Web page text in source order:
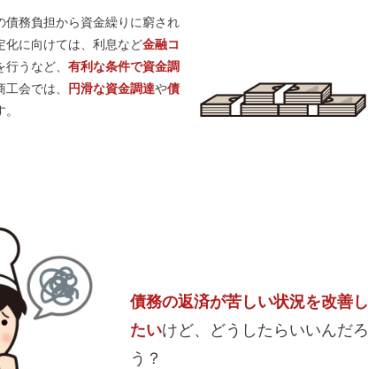
務負担から資金繰りに窮され
化に向けては、利息など金融コ
行うなど、 有利な条件で資金調
会では、 円滑な資金調達や債
債務の返済が苦しい状況を改善し
たいけど、どうしたらいいんだろ
う？